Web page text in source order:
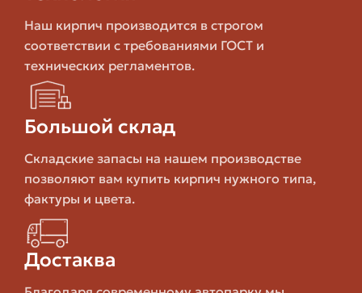
шва и метода кладки. При покупке поштучно полезно
взять немного больше, чем точный расчёт — запас 5–
10% покрывает случайные бракованные или
обрезанные элементы.
Где искать кирпич поштучно в
Москве: варианты и советы
В крупных городах, и Москва не исключение, выбор
велик. Но далеко не везде выгодно покупать
поштучно: в одних местах продают только поддонами,
в других торгуют поштучно и поштучный ассортимент
может быть очень полезен. Вот краткий обзор
реальных каналов и как ими пользоваться.
Наш кирпич производится в строгом
соответствии с требованиями ГОСТ и
технических регламентов.
Большой склад
Складские запасы на нашем производстве
позволяют вам купить кирпич нужного типа,
фактуры и цвета.
Достаква